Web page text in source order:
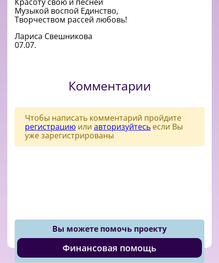
Музыкой воспой Единство,
Творчеством рассей любовь!
Лариса Свешникова
07.07.
Комментарии
Чтобы написать комментарий пройдите
регистрацию или авторизуйтесь если Вы
уже зарегистрированы
Вы можете помочь проекту
Финансовая помощь